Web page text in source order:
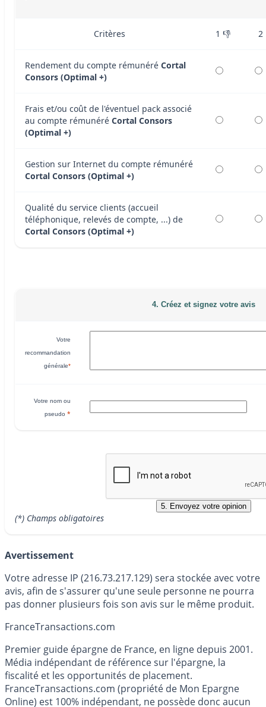
Critères 1 👎 2
Rendement du compte rémunéré Cortal
Consors (Optimal +)
Frais et/ou coût de l'éventuel pack associé
au compte rémunéré Cortal Consors
(Optimal +)
Gestion sur Internet du compte rémunéré
Cortal Consors (Optimal +)
Qualité du service clients (accueil
téléphonique, relevés de compte, ...) de
Cortal Consors (Optimal +)
4. Créez et signez votre avis
Votre
recommandation
générale*
Votre nom ou
pseudo *
(*) Champs obligatoires
Avertissement
Votre adresse IP (216.73.217.129) sera stockée avec votre
avis, afin de s'assurer qu'une seule personne ne pourra
pas donner plusieurs fois son avis sur le même produit.
FranceTransactions.com
Premier guide épargne de France, en ligne depuis 2001.
Média indépendant de référence sur l'épargne, la
fiscalité et les opportunités de placement.
FranceTransactions.com (propriété de Mon Epargne
Online) est 100% indépendant, ne possède donc aucun